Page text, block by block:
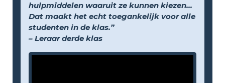
hulpmiddelen waaruit ze kunnen kiezen...
Dat maakt het echt toegankelijk voor alle
studenten in de klas.”
– Leraar derde klas